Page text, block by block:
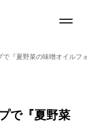
で『夏野菜の味噌オイルフ
で『夏野菜